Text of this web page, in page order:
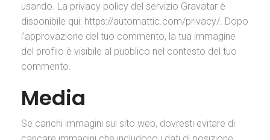
usando. La privacy policy del servizio Gravatar è
disponibile qui: https://automattic.com/privacy/. Dopo
l’approvazione del tuo commento, la tua immagine
del profilo è visibile al pubblico nel contesto del tuo
commento.
Media
Se carichi immagini sul sito web, dovresti evitare di